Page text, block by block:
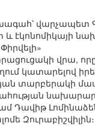
վարչապետ
և էկոնոմիկայի
վրա,
կատարելով
տարբերակի
Դավիթ
Զուրաբիշվիլին։